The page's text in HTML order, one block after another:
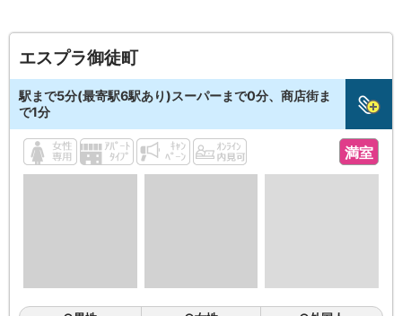
エスプラ御徒町
駅まで5分(最寄駅6駅あり)スーパーまで0分、商店街ま
で1分
満室